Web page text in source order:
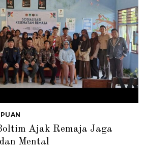
Ajak Remaja Jaga
Mental